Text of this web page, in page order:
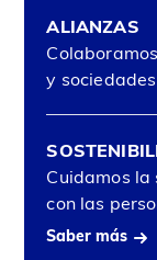
ALIANZAS
y
Cuidamos la
con las
Saber más